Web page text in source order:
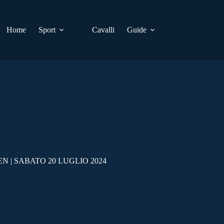
Home
Sport Cavalli Guide
| SABATO 20 LUGLIO 2024